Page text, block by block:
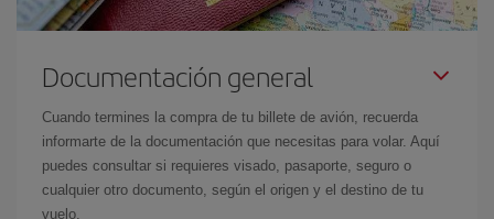
Documentación general
Cuando termines la compra de tu billete de avión, recuerda
informarte de la documentación que necesitas para volar. Aquí
puedes consultar si requieres visado, pasaporte, seguro o
cualquier otro documento, según el origen y el destino de tu
vuelo.